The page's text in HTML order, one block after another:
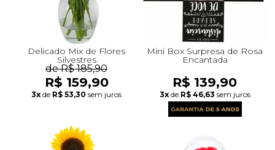
Delicado Mix de Flores
Silvestres
de R$ 185,90
R$ 159,90
3x de R$ 53,30 sem juros
Mini Box Surpresa de Rosa
Encantada
R$ 139,90
3x de R$ 46,63 sem juros